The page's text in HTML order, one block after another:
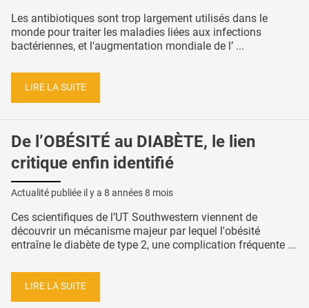
Les antibiotiques sont trop largement utilisés dans le
monde pour traiter les maladies liées aux infections
bactériennes, et l'augmentation mondiale de l’ ...
LIRE LA SUITE
De l’OBÉSITÉ au DIABÈTE, le lien
critique enfin identifié
Actualité publiée il y a 8 années 8 mois
Ces scientifiques de l’UT Southwestern viennent de
découvrir un mécanisme majeur par lequel l'obésité
entraîne le diabète de type 2, une complication fréquente ...
LIRE LA SUITE